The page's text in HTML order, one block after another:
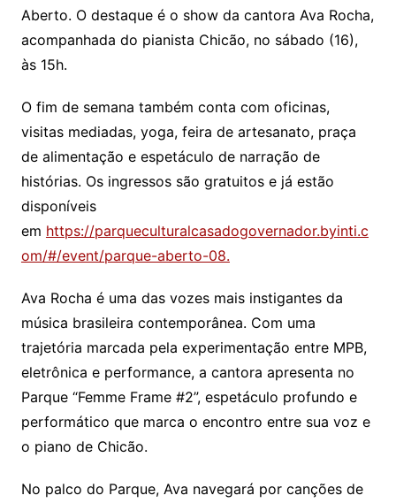
Aberto. O destaque é o show da cantora Ava Rocha,
acompanhada do pianista Chicão, no sábado (16),
às 15h.
O fim de semana também conta com oficinas,
visitas mediadas, yoga, feira de artesanato, praça
de alimentação e espetáculo de narração de
histórias. Os ingressos são gratuitos e já estão
disponíveis
em https://parqueculturalcasadogovernador.byinti.c
om/#/event/parque-aberto-08.
Ava Rocha é uma das vozes mais instigantes da
música brasileira contemporânea. Com uma
trajetória marcada pela experimentação entre MPB,
eletrônica e performance, a cantora apresenta no
Parque “Femme Frame #2”, espetáculo profundo e
performático que marca o encontro entre sua voz e
o piano de Chicão.
No palco do Parque, Ava navegará por canções de